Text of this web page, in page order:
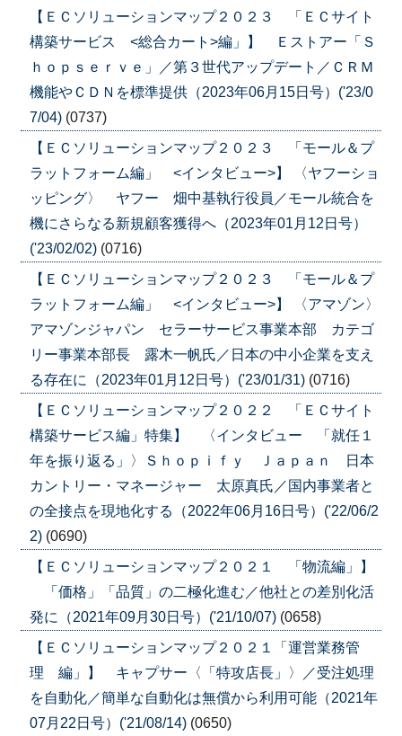
【ＥＣソリューションマップ２０２３ 「ＥＣサイト
構築サービス <総合カート>編」】 Ｅストアー「Ｓ
ｈｏｐｓｅｒｖｅ」／第３世代アップデート／ＣＲＭ
機能やＣＤＮを標準提供（2023年06月15日号）('23/0
7/04) (0737)
【ＥＣソリューションマップ２０２３ 「モール＆プ
ラットフォーム編」 <インタビュー>】 〈ヤフーショ
ッピング〉 ヤフー 畑中基執行役員／モール統合を
機にさらなる新規顧客獲得へ（2023年01月12日号）
('23/02/02) (0716)
【ＥＣソリューションマップ２０２３ 「モール＆プ
ラットフォーム編」 <インタビュー>】 〈アマゾン〉
アマゾンジャパン セラーサービス事業本部 カテゴ
リー事業本部長 露木一帆氏／日本の中小企業を支え
る存在に（2023年01月12日号）('23/01/31) (0716)
【ＥＣソリューションマップ２０２２ 「ＥＣサイト
構築サービス編」特集】 〈インタビュー 「就任１
年を振り返る」〉Ｓｈｏｐｉｆｙ Ｊａｐａｎ 日本
カントリー・マネージャー 太原真氏／国内事業者と
の全接点を現地化する（2022年06月16日号）('22/06/2
2) (0690)
【ＥＣソリューションマップ２０２１ 「物流編」】
「価格」「品質」の二極化進む／他社との差別化活
発に（2021年09月30日号）('21/10/07) (0658)
【ＥＣソリューションマップ２０２１「運営業務管
理 編」】 キャプサー〈「特攻店長」〉／受注処理
を自動化／簡単な自動化は無償から利用可能（2021年
07月22日号）('21/08/14) (0650)